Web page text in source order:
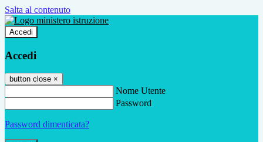
Salta al contenuto
Accedi
Accedi
button close ×
Nome Utente
Password
Password dimenticata?